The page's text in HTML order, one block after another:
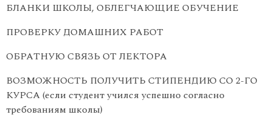
БЛАНКИ ШКОЛЫ, ОБЛЕГЧАЮЩИЕ ОБУЧЕНИЕ
ПРОВЕРКУ ДОМАШНИХ РАБОТ
ОБРАТНУЮ СВЯЗЬ ОТ ЛЕКТОРА
ВОЗМОЖНОСТЬ ПОЛУЧИТЬ СТИПЕНДИЮ СО 2-ГО
КУРСА (если студент учился успешно согласно
требованиям школы)